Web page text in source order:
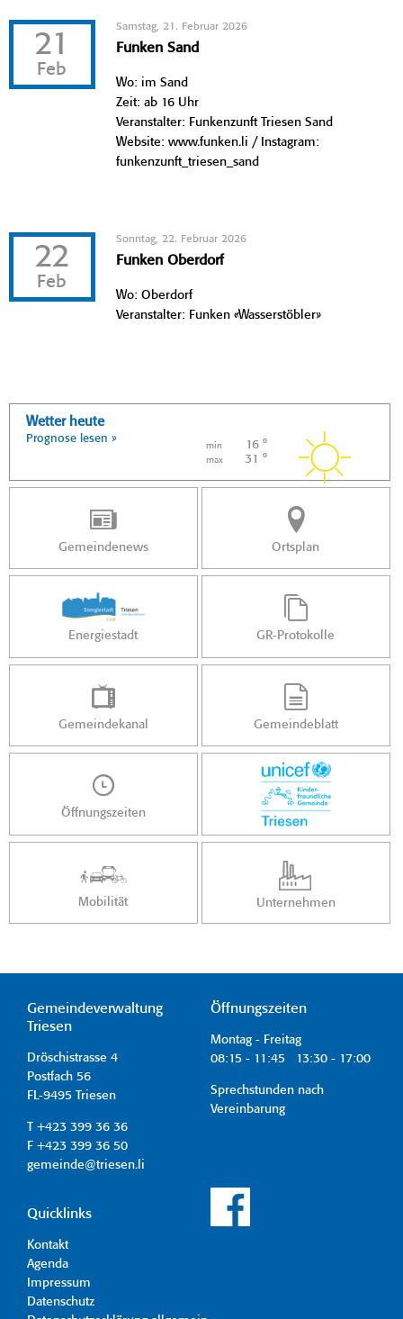
21
Feb
Samstag, 21. Februar 2026
Funken Sand
Wo: im Sand
Zeit: ab 16 Uhr
Veranstalter: Funkenzunft Triesen Sand
Website: www.funken.li / Instagram:
funkenzunft_triesen_sand
22
Feb
Sonntag, 22. Februar 2026
Funken Oberdorf
Wo: Oberdorf
Veranstalter: Funken «Wasserstöbler»
Wetter heute
Prognose lesen »
min 16 °
max 31 °
Gemeindenews Ortsplan
Energiestadt GR-Protokolle
Gemeindekanal Gemeindeblatt
Öffnungszeiten
Mobilität Unternehmen
Gemeindeverwaltung
Triesen
Dröschistrasse 4
Postfach 56
FL-9495 Triesen
T +423 399 36 36
F +423 399 36 50
gemeinde@triesen.li
Öffnungszeiten
Montag - Freitag
08:15 - 11:45 13:30 - 17:00
Sprechstunden nach
Vereinbarung
Quicklinks
Kontakt
Agenda
Impressum
Datenschutz